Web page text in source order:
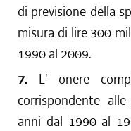
di previsione della
misura di lire 300
1990 al 2009.
7. L' onere
corrispondente
anni dal 1990 al